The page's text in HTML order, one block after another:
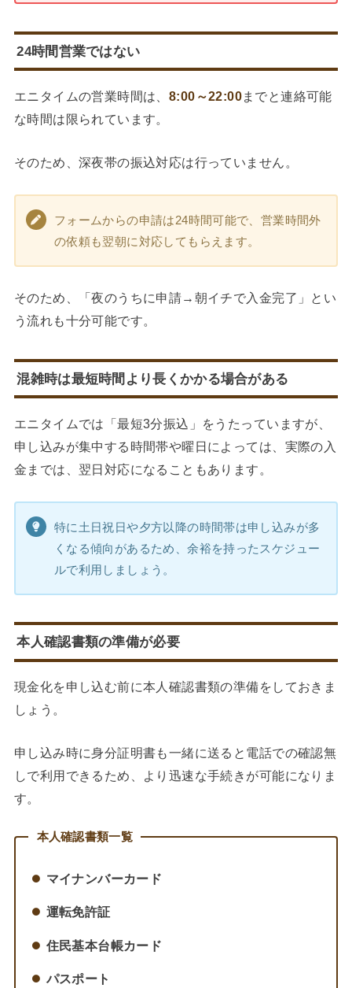
24時間営業ではない
エニタイムの営業時間は、 8:00～22:00までと連絡可能
な時間は限られています。
そのため、深夜帯の振込対応は行っていません。
フォームからの申請は24時間可能で、営業時間外
の依頼も翌朝に対応してもらえます。
そのため、「夜のうちに申請→朝イチで入金完了」とい
う流れも十分可能です。
混雑時は最短時間より長くかかる場合がある
エニタイムでは「最短3分振込」をうたっていますが、
申し込みが集中する時間帯や曜日によっては、実際の入
金までは、翌日対応になることもあります。
特に土日祝日や夕方以降の時間帯は申し込みが多
くなる傾向があるため、余裕を持ったスケジュー
ルで利用しましょう。
本人確認書類の準備が必要
現金化を申し込む前に本人確認書類の準備をしておきま
しょう。
申し込み時に身分証明書も一緒に送ると電話での確認無
しで利用できるため、より迅速な手続きが可能になりま
す。
本人確認書類一覧
マイナンバーカード
運転免許証
住民基本台帳カード
パスポート